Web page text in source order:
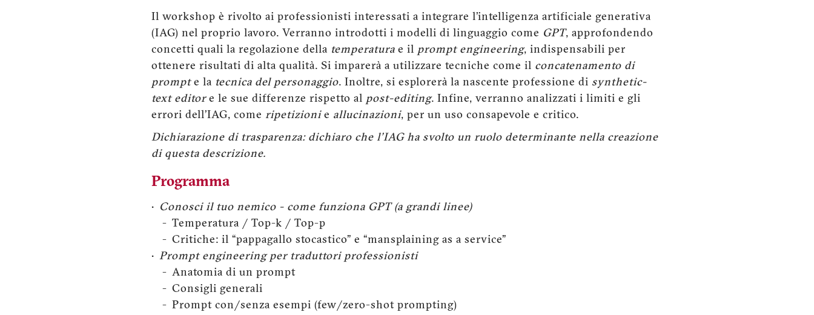
Il workshop è rivolto ai professionisti interessati a integrare l’intelligenza artificiale generativa
(IAG) nel proprio lavoro. Verranno introdotti i modelli di linguaggio come GPT, approfondendo
concetti quali la regolazione della temperatura e il prompt engineering, indispensabili per
ottenere risultati di alta qualità. Si imparerà a utilizzare tecniche come il concatenamento di
prompte la tecnica del personaggio. Inoltre, si esplorerà la nascente professione di synthetic-
text editor e le sue differenze rispetto al post-editing. Infine, verranno analizzati i limiti e gli
errori dell’IAG, come ripetizioni e allucinazioni, per un uso consapevole e critico.
Dichiarazione di trasparenza: dichiaro che l'IAG ha svolto un ruolo determinante nella creazione
di questa descrizione.
Programma
• Conosci il tuo nemico - come funziona GPT (a grandi linee)
- Temperatura / Top-k / Top-p
- Critiche: il “pappagallo stocastico” e “mansplaining as a service”
• Prompt engineering per traduttori professionisti
- Anatomia di un prompt
- Consigli generali
- Prompt con/senza esempi (few/zero-shot prompting)